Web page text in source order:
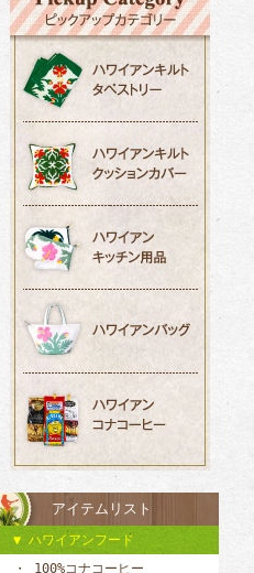
アイテムリスト
ハワイアンフード
100%コナコーヒー